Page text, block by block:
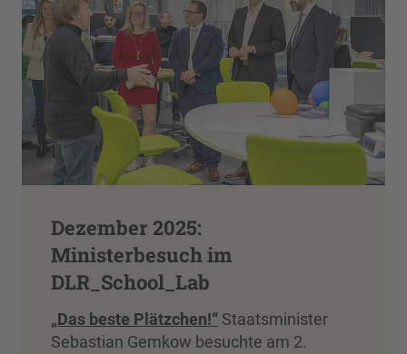
Dezember 2025:
Ministerbesuch im
DLR_School_Lab
„Das beste Plätzchen!“ Staatsminister
Sebastian Gemkow besuchte am 2.